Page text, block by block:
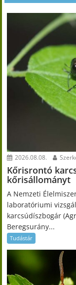
2026.08.08.
Kőrisrontó
kőrisállományt
A Nemzeti
laboratóriumi
karcsúdíszbogár
Beregsurány...
Tudástár